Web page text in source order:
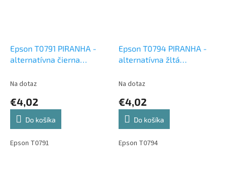
Epson T0791 PIRANHA -
alternatívna čierna
Na dotaz
€4,02
Do košíka
Epson T0791
Epson T0794 PIRANHA -
alternatívna žltá
Na dotaz
€4,02
Do košíka
Epson T0794